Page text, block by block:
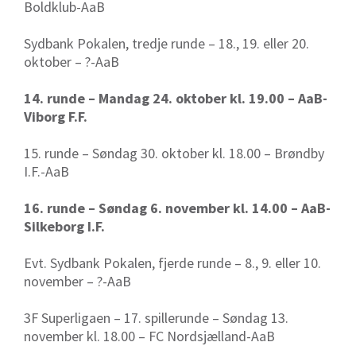
Boldklub-AaB
Sydbank Pokalen, tredje runde – 18., 19. eller 20.
oktober – ?-AaB
14. runde – Mandag 24. oktober kl. 19.00 – AaB-
Viborg F.F.
15. runde – Søndag 30. oktober kl. 18.00 – Brøndby
I.F.-AaB
16. runde – Søndag 6. november kl. 14.00 – AaB-
Silkeborg I.F.
Evt. Sydbank Pokalen, fjerde runde – 8., 9. eller 10.
november – ?-AaB
3F Superligaen – 17. spillerunde – Søndag 13.
november kl. 18.00 – FC Nordsjælland-AaB